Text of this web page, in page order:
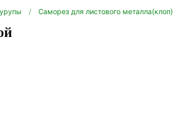
Саморез для листового металла(клоп)